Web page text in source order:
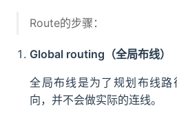
Route的步骤：
Global routing（全局布线）
全局布线是为了规划布线
向，并不会做实际的连线。